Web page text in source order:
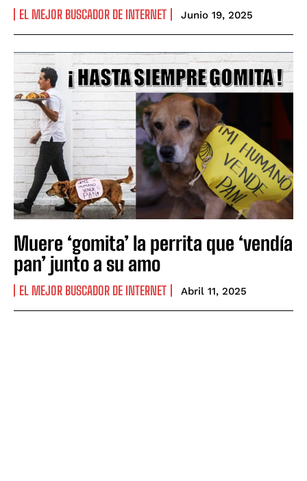
EL MEJOR BUSCADOR DE INTERNET Junio 19, 2025
Muere ‘gomita’ la perrita que ‘vendía
pan’ junto a su amo
EL MEJOR BUSCADOR DE INTERNET Abril 11, 2025